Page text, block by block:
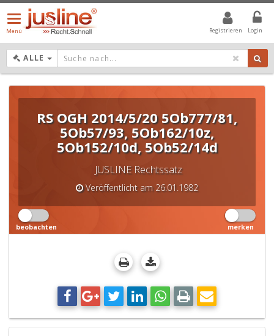
Registrieren Login
Menü
öffnen/schließen
Menü
ALLE DROPDOWN: GEWÄHLTER WERT IST ALLE
RS OGH 2014/5/20 5Ob777/81,
5Ob57/93, 5Ob162/10z,
5Ob152/10d, 5Ob52/14d
JUSLINE Rechtssatz
Veröffentlicht am 26.01.1982
beobachten merken